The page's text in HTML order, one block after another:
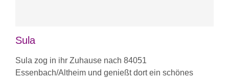
Sula
Sula zog in ihr Zuhause nach 84051
Essenbach/Altheim und genießt dort ein schönes